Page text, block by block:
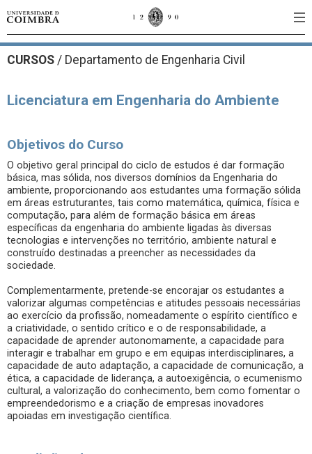
CURSOS / Departamento de Engenharia Civil
Licenciatura em Engenharia do Ambiente
Objetivos do Curso
O objetivo geral principal do ciclo de estudos é dar formação
básica, mas sólida, nos diversos domínios da Engenharia do
ambiente, proporcionando aos estudantes uma formação sólida
em áreas estruturantes, tais como matemática, química, física e
computação, para além de formação básica em áreas
específicas da engenharia do ambiente ligadas às diversas
tecnologias e intervenções no território, ambiente natural e
construído destinadas a preencher as necessidades da
sociedade.
Complementarmente, pretende-se encorajar os estudantes a
valorizar algumas competências e atitudes pessoais necessárias
ao exercício da profissão, nomeadamente o espírito científico e
a criatividade, o sentido crítico e o de responsabilidade, a
capacidade de aprender autonomamente, a capacidade para
interagir e trabalhar em grupo e em equipas interdisciplinares, a
capacidade de auto adaptação, a capacidade de comunicação, a
ética, a capacidade de liderança, a autoexigência, o ecumenismo
cultural, a valorização do conhecimento, bem como fomentar o
empreendedorismo e a criação de empresas inovadores
apoiadas em investigação científica.